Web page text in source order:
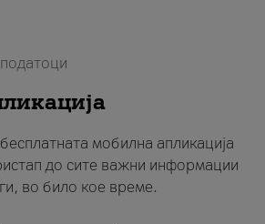
мобилна апликација
до сите важни информации
во било кое време.